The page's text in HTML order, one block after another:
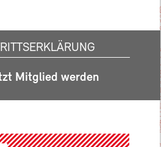
Mitglied werden